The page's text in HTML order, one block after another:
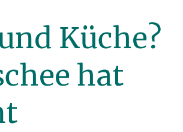
Küche?
hat